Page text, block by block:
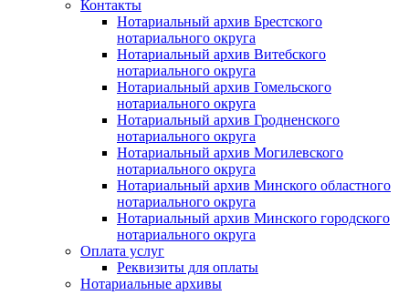
Контакты
Нотариальный архив Брестского
нотариального округа
Нотариальный архив Витебского
нотариального округа
Нотариальный архив Гомельского
нотариального округа
Нотариальный архив Гродненского
нотариального округа
Нотариальный архив Могилевского
нотариального округа
Нотариальный архив Минского областного
нотариального округа
Нотариальный архив Минского городского
нотариального округа
Оплата услуг
Реквизиты для оплаты
Нотариальные архивы